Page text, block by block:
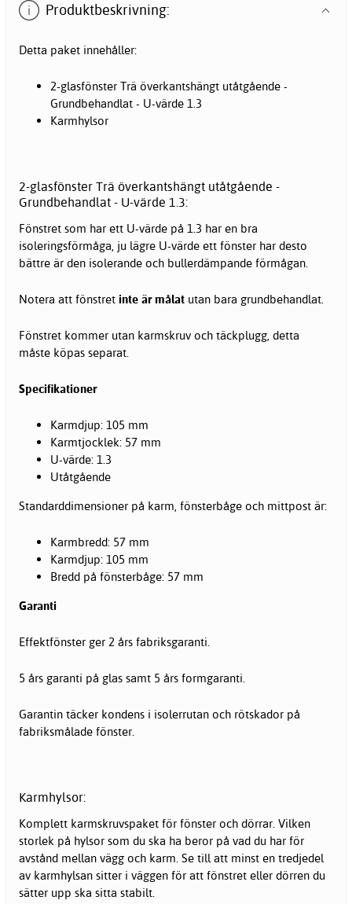
Produktbeskrivning:
Detta paket innehåller:
2-glasfönster Trä överkantshängt utåtgående -
Grundbehandlat - U-värde 1.3
Karmhylsor
2-glasfönster Trä överkantshängt utåtgående -
Grundbehandlat - U-värde 1.3:
Fönstret som har ett U-värde på 1.3 har en bra
isoleringsförmåga, ju lägre U-värde ett fönster har desto
bättre är den isolerande och bullerdämpande förmågan.
Notera att fönstret inte är målat utan bara grundbehandlat.
Fönstret kommer utan karmskruv och täckplugg, detta
måste köpas separat.
Specifikationer
Karmdjup: 105 mm
Karmtjocklek: 57 mm
U-värde: 1.3
Utåtgående
Standarddimensioner på karm, fönsterbåge och mittpost är:
Karmbredd: 57 mm
Karmdjup: 105 mm
Bredd på fönsterbåge: 57 mm
Garanti
Effektfönster ger 2 års fabriksgaranti.
5 års garanti på glas samt 5 års formgaranti.
Garantin täcker kondens i isolerrutan och rötskador på
fabriksmålade fönster.
Karmhylsor:
Komplett karmskruvspaket för fönster och dörrar. Vilken
storlek på hylsor som du ska ha beror på vad du har för
avstånd mellan vägg och karm. Se till att minst en tredjedel
av karmhylsan sitter i väggen för att fönstret eller dörren du
sätter upp ska sitta stabilt.